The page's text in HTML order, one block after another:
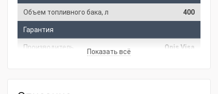
Объем топливного бака, л 400
Гарантия
Производитель Onis Visa
Показать всё